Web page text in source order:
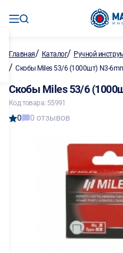
Главная/ Каталог/ Ручной
/ Скобы Miles 53/6 (1000шт) N3-
Скобы Miles 53/6
Код товара: 55991
0 0 отзывов